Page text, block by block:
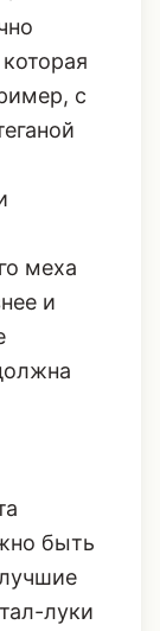
с
меха
и
быть
луки